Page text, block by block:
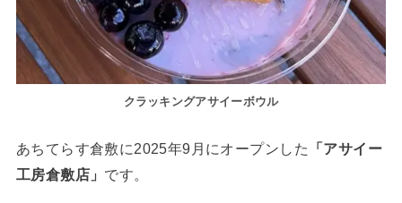
クラッキングアサイーボウル
あちてらす倉敷に2025年9月にオープンした
「アサイー
工房倉敷店」 です。